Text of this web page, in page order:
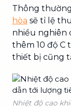
Thông
hòa sẽ tỉ lệ
nhiều nghiên
thêm 10 độ C
thiết bị cũng
Nhiệt độ cao